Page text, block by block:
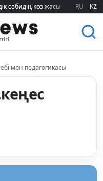
сәбидің көз жасы:
сәбидің көз жасы: RU KZ
мен педагогикасы